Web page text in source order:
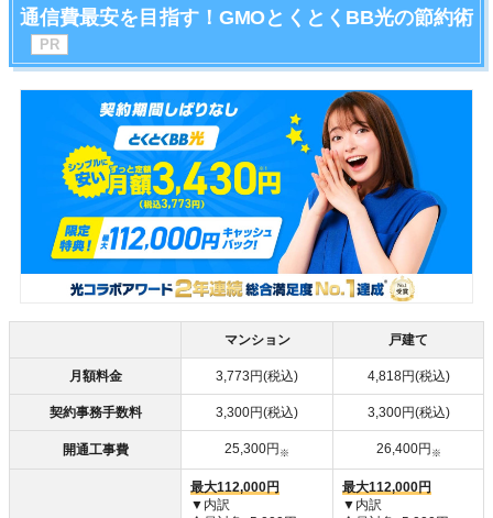
通信費最安を目指す！GMOとくとくBB光の節約術
マンション 戸建て
月額料金 3,773円(税込) 4,818円(税込)
契約事務手数料 3,300円(税込) 3,300円(税込)
開通工事費 25,300円 ※ 26,400円 ※
最大112,000円
▼内訳
最大112,000円
▼内訳